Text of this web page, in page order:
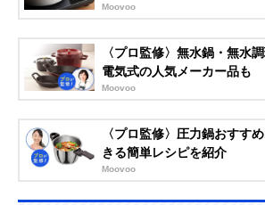
Moovoo
〈プロ監修〉無水鍋・無水
電気式の人気メーカー品も
Moovoo
〈プロ監修〉圧力鍋おすす
きる簡単レシピを紹介
Moovoo